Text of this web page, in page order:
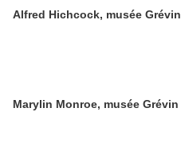
Alfred Hichcock, musée Grévin
Marylin Monroe, musée Grévin